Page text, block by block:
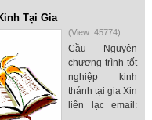
Tại Gia
(View: 45774)
Cầu Nguyện
chương trình tốt
nghiệp kinh
thánh tại gia Xin
liên lạc email: